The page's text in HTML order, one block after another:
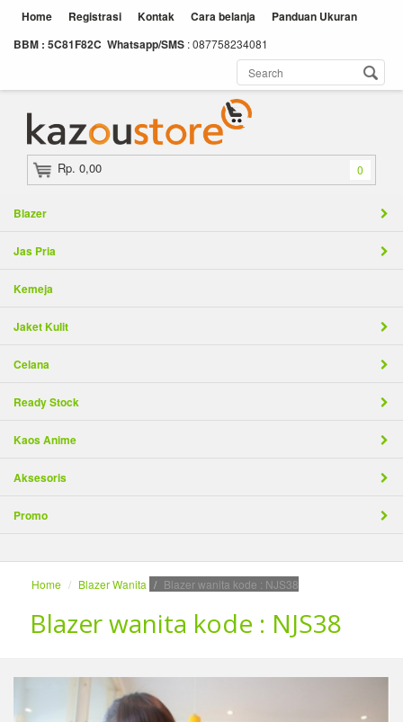
Home Registrasi Kontak Cara belanja
Panduan Ukuran
BBM : 5C81F82C Whatsapp/SMS : 087758234081
Rp. 0,00 0
Blazer
Jas Pria
Kemeja
Jaket Kulit
Celana
Ready Stock
Kaos Anime
Aksesoris
Promo
Home Blazer Wanita Blazer wanita kode : NJS38
Blazer wanita kode : NJS38